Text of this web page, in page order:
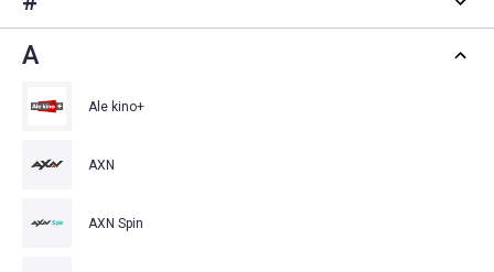
A
Ale kino+
AXN
AXN Spin